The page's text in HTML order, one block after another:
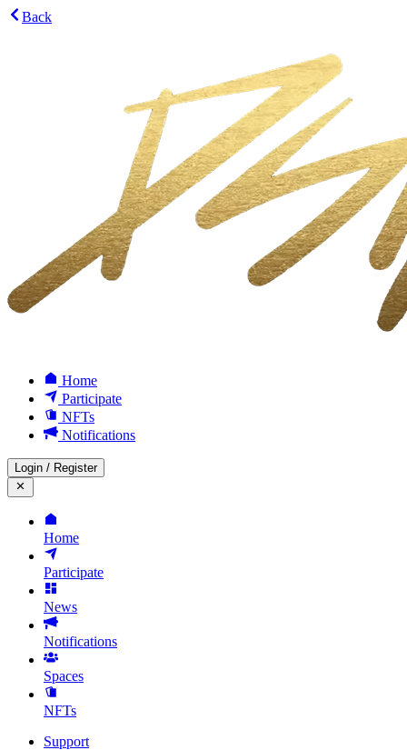
Back
Home
Participate
NFTs
Notifications
Login / Register
Home
Participate
News
Notifications
Spaces
NFTs
Support